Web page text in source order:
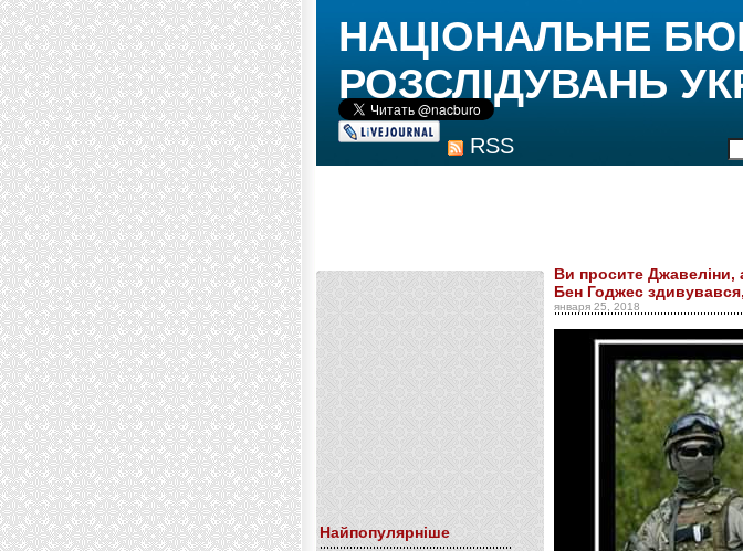
RSS
НАЦІОНАЛЬНЕ
РОЗСЛІДУВАНЬ
Найпопулярніше
Ви просите Джавеліни,
Бен Годжес
января 25, 2018